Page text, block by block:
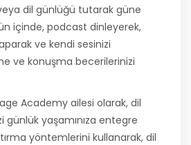
dil günlüğü tutarak güne
içinde, podcast dinleyerek,
ve kendi sesinizi
ve konuşma becerilerinizi
Academy ailesi olarak, dil
yaşamınıza entegre
yöntemlerini kullanarak, dil